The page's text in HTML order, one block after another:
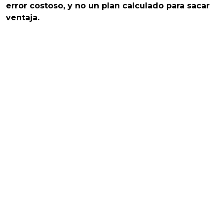
error costoso, y no un plan calculado para sacar
ventaja.